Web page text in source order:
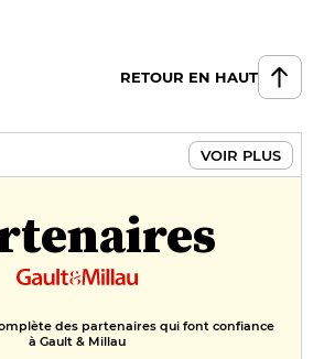
RETOUR EN HAUT
VOIR PLUS
des partenaires qui font confiance
à Gault & Millau